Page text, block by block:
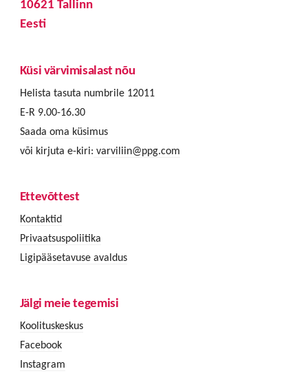
10621 Tallinn
Eesti
Küsi värvimisalast nõu
Helista tasuta numbrile 12011
E-R 9.00-16.30
Saada oma küsimus
või kirjuta e-kiri: varviliin@ppg.com
Ettevõttest
Kontaktid
Privaatsuspoliitika
Ligipääsetavuse avaldus
Jälgi meie tegemisi
Koolituskeskus
Facebook
Instagram